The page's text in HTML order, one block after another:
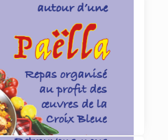
4 juin 2026